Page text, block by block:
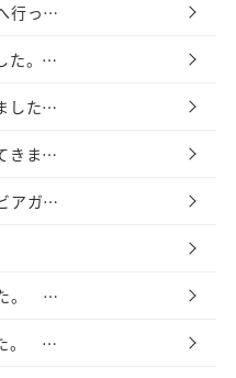
行っ…
た。…
した…
きま…
アガ…
た。 …
た。 …